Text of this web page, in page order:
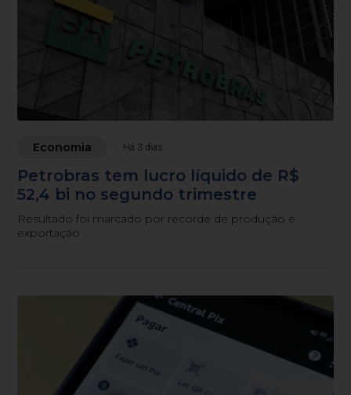
Economia Há 3 dias
Petrobras tem lucro líquido de R$
52,4 bi no segundo trimestre
Resultado foi marcado por recorde de produção e
exportação